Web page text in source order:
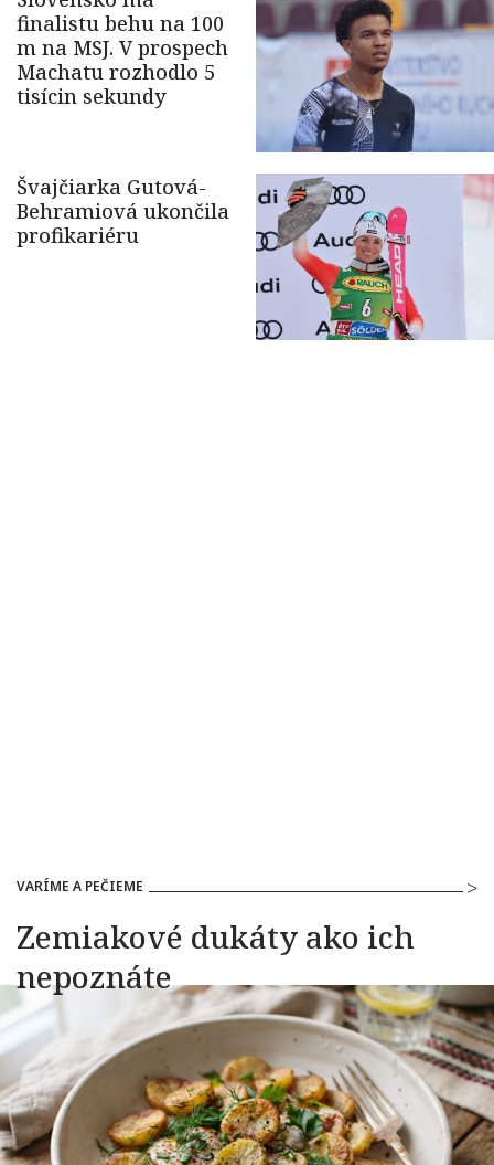
VARÍME A PEČIEME